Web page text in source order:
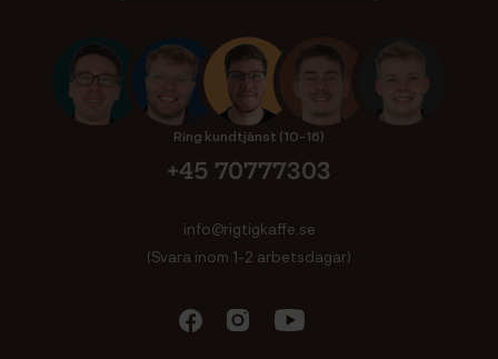
Ring kundtjänst (10-16)
+45 70777303
info@rigtigkaffe.se
(Svara inom 1-2 arbetsdagar)